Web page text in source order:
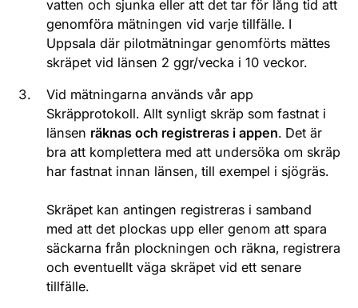
vatten och sjunka eller att det tar för lång tid att
genomföra mätningen vid varje tillfälle. I
Uppsala där pilotmätningar genomförts mättes
skräpet vid länsen 2 ggr/vecka i 10 veckor.
Vid mätningarna används vår app
Skräpprotokoll. Allt synligt skräp som fastnat i
länsen räknas och registreras i appen. Det är
bra att komplettera med att undersöka om skräp
har fastnat innan länsen, till exempel i sjögräs.
Skräpet kan antingen registreras i samband
med att det plockas upp eller genom att spara
säckarna från plockningen och räkna, registrera
och eventuellt väga skräpet vid ett senare
tillfälle.